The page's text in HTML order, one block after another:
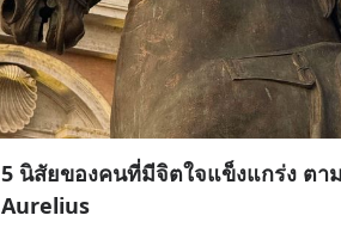
5 นิสัยของคนที่มีจิตใจแข็งแกร่ง ต
Aurelius